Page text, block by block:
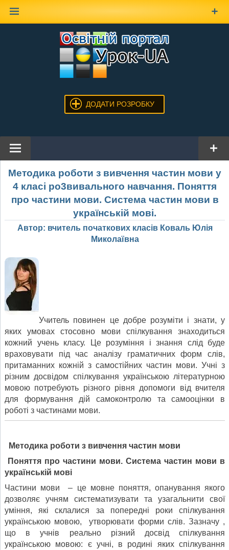
ДОДАТИ РОЗРОБКУ
Методика роботи з вивчення частин мови у
4 класі ро3вивального навчання. Поняття
про частини мови. Система частин мови в
українській мові.
Автор: вчитель початкових класів Коваль Юлія
Миколаївна
Учитель повинен це добре розуміти і знати, у
яких умовах стосовно мови спілкування знаходиться
кожний учень класу. Це розуміння і знання слід буде
враховувати під час аналізу граматичних форм слів,
притаманних кожній з самостійних частин мови. Учні з
різним досвідом спілкування українською літературною
мовою потребують різного рівня допомоги від вчителя
для формування дій самоконтролю та самооцінки в
роботі з частинами мови.
Методика роботи з вивчення частин мови
Поняття про частини мови. Система частин мови в
українській мові
Частини мови – це мовне поняття, опанування якого
дозволяє учням систематизувати та узагальнити свої
уміння, які склалися за попередні роки спілкування
українською мовою, утворювати форми слів. Зазначу ,
що в учнів реально різний досвід спілкування
українською мовою: є учні, в родині яких спілкування